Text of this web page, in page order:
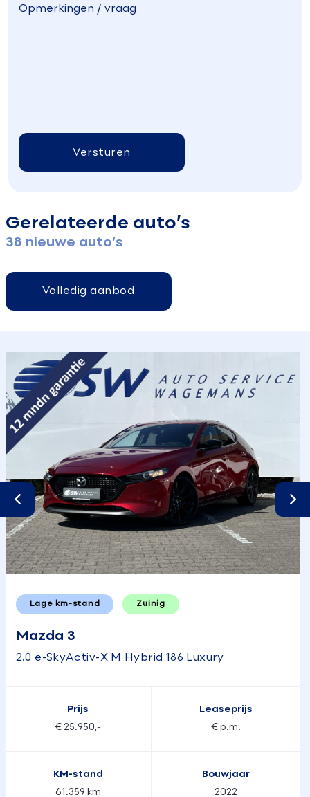
Versturen
Gerelateerde auto’s
38 nieuwe auto’s
Volledig aanbod
Lage km-stand Zuinig
Mazda 3
2.0 e-SkyActiv-X M Hybrid 186 Luxury
Prijs
€ 25.950,-
Leaseprijs
€ p.m.
KM-stand
61.359 km
Bouwjaar
2022